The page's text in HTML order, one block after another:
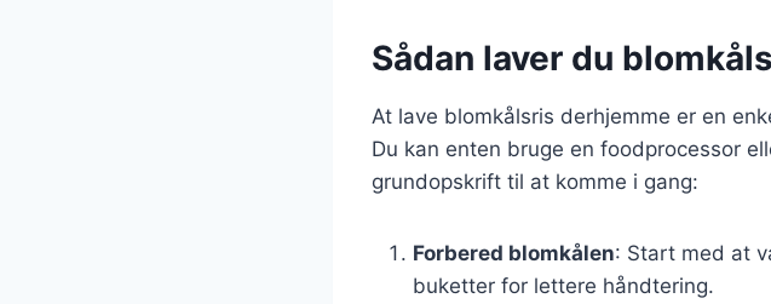
Sådan laver du
At lave blomkålsris derhjemme er en
Du kan enten bruge en foodprocessor
grundopskrift til at komme i gang:
Forbered blomkålen: Start med at
buketter for lettere håndtering.